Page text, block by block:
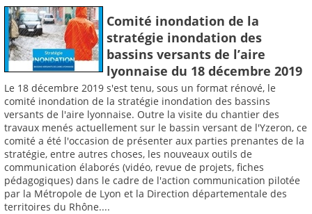
Comité inondation de la
stratégie inondation des
bassins versants de l’aire
lyonnaise du 18 décembre 2019
Le 18 décembre 2019 s'est tenu, sous un format rénové, le
comité inondation de la stratégie inondation des bassins
versants de l'aire lyonnaise. Outre la visite du chantier des
travaux menés actuellement sur le bassin versant de l'Yzeron, ce
comité a été l'occasion de présenter aux parties prenantes de la
stratégie, entre autres choses, les nouveaux outils de
communication élaborés (vidéo, revue de projets, fiches
pédagogiques) dans le cadre de l'action communication pilotée
par la Métropole de Lyon et la Direction départementale des
territoires du Rhône....